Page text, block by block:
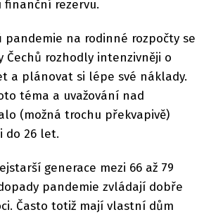
finanční rezervu.
pandemie na rodinné rozpočty se
Čechů rozhodly intenzivněji o
a plánovat si lépe své náklady.
téma a uvažování nad
(možná trochu překvapivě)
do 26 let.
generace mezi 66 až 79
pandemie zvládají dobře
Často totiž mají vlastní dům